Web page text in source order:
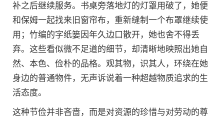
补之后继续服务。书桌旁落地灯的灯罩用破了，她便
和保姆一起找来旧窗帘布，重新缝制一个布罩继续使
用；竹编的字纸篓因年久边口散开，她也舍不得丢
弃。这些看似微不足道的细节，却清晰地映照出她自
然、本色、俭朴的品格。观其物，识其人，环绕在她
身边的普通物件，无声诉说着一种超越物质追求的生
活态度。
这种节俭并非吝啬，而是对资源的珍惜与对劳动的尊